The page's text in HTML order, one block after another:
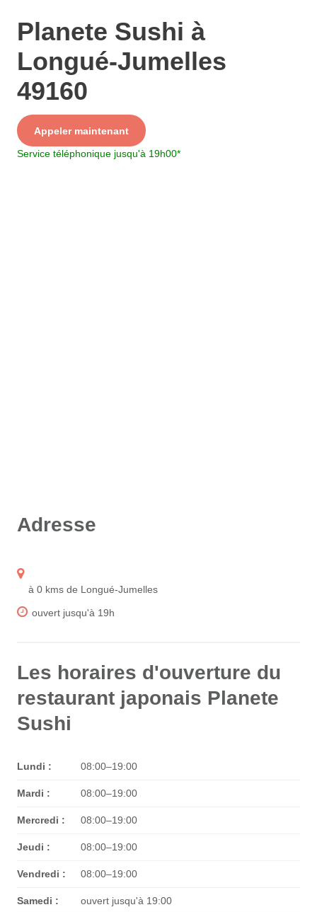
Planete Sushi à
Longué-Jumelles
49160
Appeler maintenant
Service
+ prix appel
Service téléphonique jusqu'à 19h00*
Adresse
à 0 kms de Longué-Jumelles
ouvert jusqu'à 19h
Les horaires d'ouverture du
restaurant japonais Planete
Sushi
Lundi : 08:00–19:00
Mardi : 08:00–19:00
Mercredi : 08:00–19:00
Jeudi : 08:00–19:00
Vendredi : 08:00–19:00
Samedi : ouvert jusqu'à 19:00